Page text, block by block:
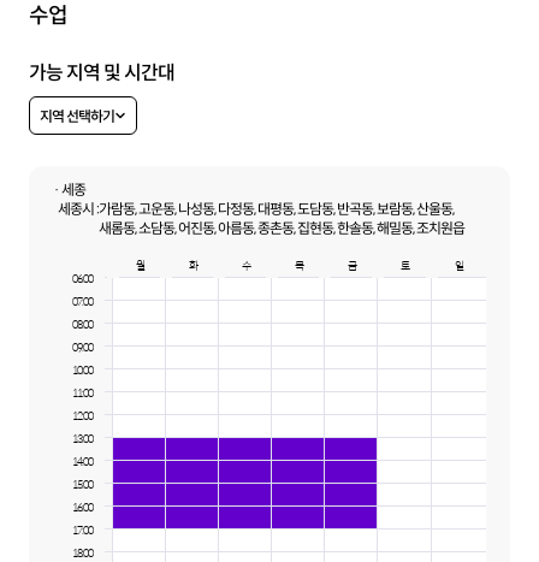
수업
가능 지역 및 시간대
지역 선택하기
· 세종
세종시 :가람동, 고운동, 나성동, 다정동, 대평동, 도담동, 반곡동, 보람동, 산울동,
새롬동, 소담동, 어진동, 아름동, 종촌동, 집현동, 한솔동, 해밀동, 조치원읍
월 화 수 목 금 토
일
06:00
07:00
08:00
09:00
10:00
11:00
12:00
13:00
14:00
15:00
16:00
17:00
18:00